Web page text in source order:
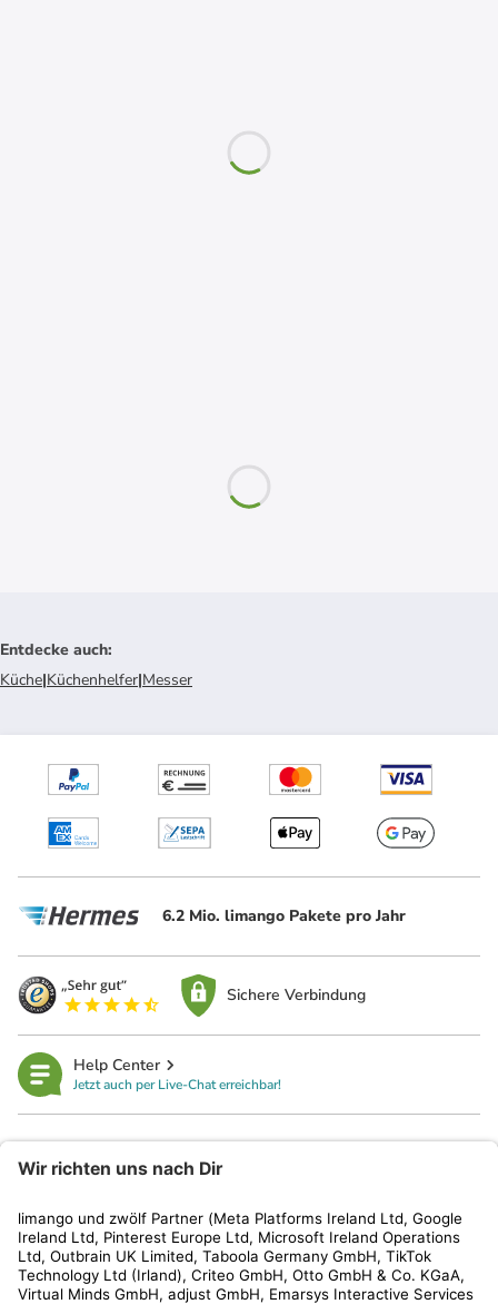
Entdecke auch:
Küche|Küchenhelfer|Messer
6.2 Mio. limango Pakete pro Jahr
Sichere Verbindung
Help Center
Jetzt auch per Live-Chat erreichbar!
Kundenservice
Shop